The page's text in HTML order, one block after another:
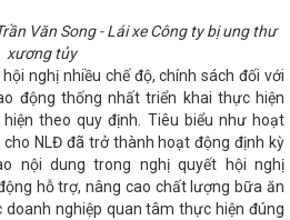
về Bộ Công Thương
CĐN
sẻ” năm 2024 mang đến
động
Công bố thành lập Đảng
sản phẩm đặc trưng của Hà
BÁO CHÍ VỀ HỘI NGHỊ TRỰC
THÚC ĐẨY PHÁT TRIỂN SẢN
Phương hướng, nhiệm vụ trọng
tiêu dùng Thủ đô tại Hội chợ
nghiệp Cổng Khánh 3, tổng vốn
pháp thúc đẩy kinh tế tuần hoàn,
Văn Song - Lái xe Công ty bị ung thư
xương tủy
nghị nhiều chế độ, chính sách đối với
động thống nhất triển khai thực hiện
theo quy định. Tiêu biểu như hoạt
NLĐ đã trở thành hoạt động định kỳ
nội dung trong nghị quyết hội nghị
hỗ trợ, nâng cao chất lượng bữa ăn
doanh nghiệp quan tâm thực hiện đúng